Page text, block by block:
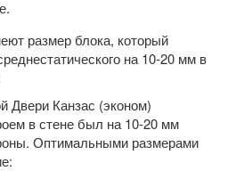
размер блока, который
на 10-20 мм в
Двери Канзас (эконом)
в стене был на 10-20 мм
Оптимальными размерами